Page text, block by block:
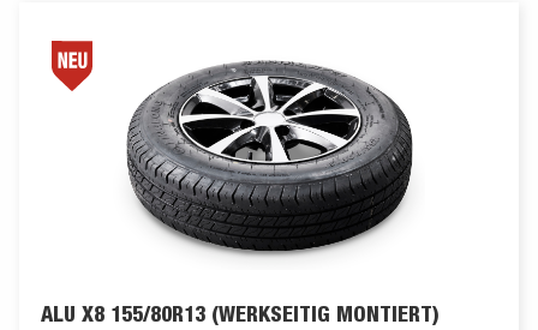
ALU X8 155/80R13 (WERKSEITIG MONTIERT)